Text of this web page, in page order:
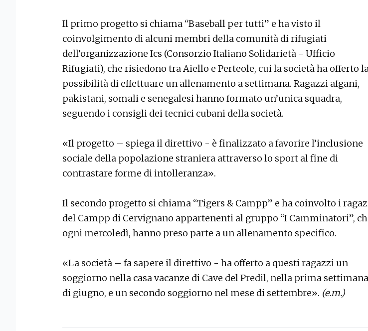
Il primo progetto si chiama “Baseball per tutti” e ha visto il
coinvolgimento di alcuni membri della comunità di rifugiati
dell’organizzazione Ics (Consorzio Italiano Solidarietà - Ufficio
Rifugiati), che risiedono tra Aiello e Perteole, cui la società ha offerto
possibilità di effettuare un allenamento a settimana. Ragazzi afgani,
pakistani, somali e senegalesi hanno formato un’unica squadra,
seguendo i consigli dei tecnici cubani della società.
«Il progetto – spiega il direttivo - è finalizzato a favorire l’inclusione
sociale della popolazione straniera attraverso lo sport al fine di
contrastare forme di intolleranza».
Il secondo progetto si chiama “Tigers & Campp” e ha coinvolto i
del Campp di Cervignano appartenenti al gruppo “I Camminatori”,
ogni mercoledì, hanno preso parte a un allenamento specifico.
«La società – fa sapere il direttivo - ha offerto a questi ragazzi un
soggiorno nella casa vacanze di Cave del Predil, nella prima settimana
di giugno, e un secondo soggiorno nel mese di settembre». (e.m.)